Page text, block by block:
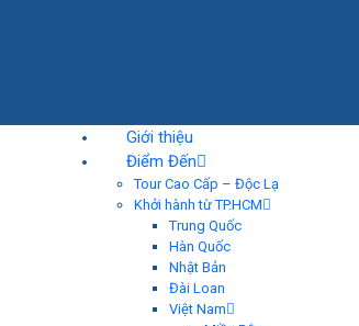
Giới thiệu
Điểm Đến
Tour Cao Cấp – Độc Lạ
Khởi hành từ TP.HCM
Trung Quốc
Hàn Quốc
Nhật Bản
Đài Loan
Việt Nam